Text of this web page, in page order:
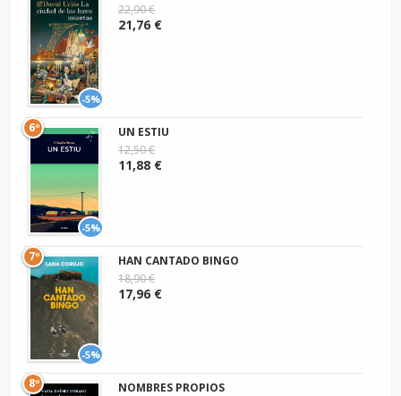
-5%
22,90 €
21,76 €
-5%
6º
UN ESTIU
12,50 €
11,88 €
-5%
7º
HAN CANTADO BINGO
18,90 €
17,96 €
8º
NOMBRES PROPIOS